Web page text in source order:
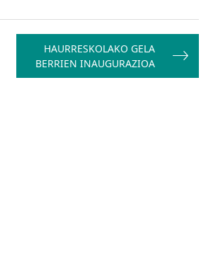
HAURRESKOLAKO GELA
BERRIEN INAUGURAZIOA